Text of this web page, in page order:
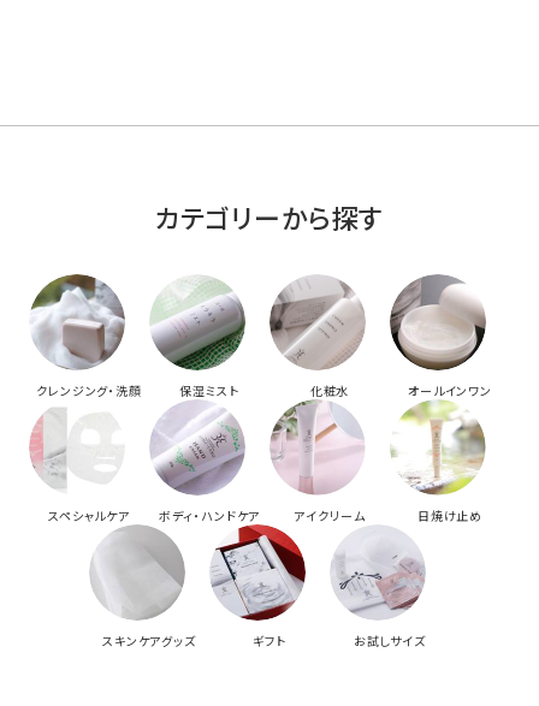
カテゴリーから探す
クレンジング・洗顔 保湿ミスト 化粧水 オールインワン
スペシャルケア ボディ・ハンドケア アイクリーム 日焼け止め
スキンケアグッズ ギフト お試しサイズ